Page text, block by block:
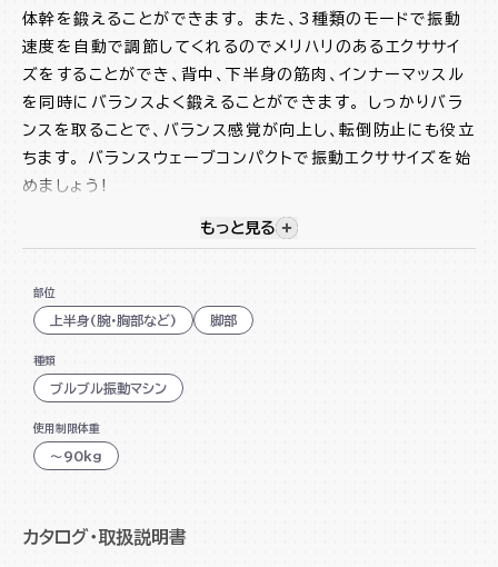
体幹を鍛えることができます。 また、3種類のモードで振動
速度を自動で調節してくれるのでメリハリのあるエクササイ
ズをすることができ、背中、下半身の筋肉、インナーマッスル
を同時にバランスよく鍛えることができます。 しっかりバラ
ンスを取ることで、バランス感覚が向上し、転倒防止にも役立
ちます。 バランスウェーブコンパクトで振動エクササイズを始
めましょう!
軽量・コンパクトなので持ち運びが楽
多彩な部位別トレーニングが可能
コントローラー付でエクササイズしながら操作可能
視覚的に非表示のコンテンツを
もっと見る
部位
上半身(腕・胸部など) 脚部
種類
ブルブル振動マシン
使用制限体重
～90kg
カタログ・取扱説明書